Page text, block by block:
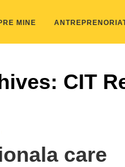
MINE
CIT
care